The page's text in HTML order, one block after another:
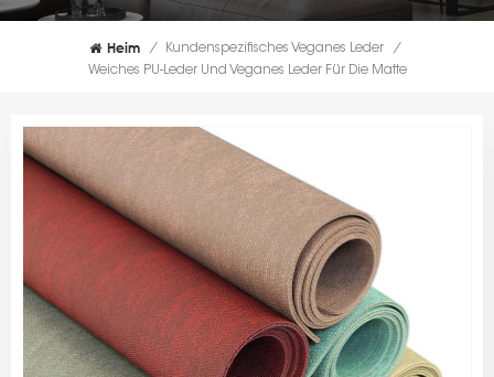
Heim / Kundenspezifisches Veganes Leder
/
Weiches PU-Leder Und Veganes Leder Für Die Matte